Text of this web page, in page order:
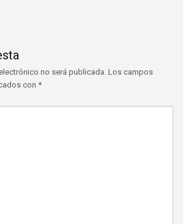
no será publicada. Los campos
con *